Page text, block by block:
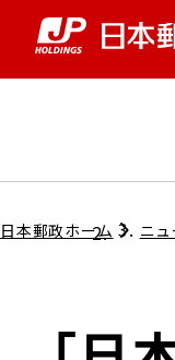
グループ
株主・投
ニュース
サステナ
採用情報
日本郵政ホーム ニ